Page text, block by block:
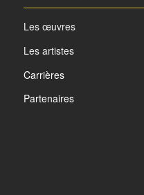
Les œuvres
Les artistes
Carrières
Partenaires